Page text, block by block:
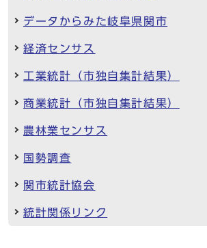
データからみた岐阜県関市
経済センサス
工業統計（市独自集計結果）
商業統計（市独自集計結果）
農林業センサス
国勢調査
関市統計協会
統計関係リンク